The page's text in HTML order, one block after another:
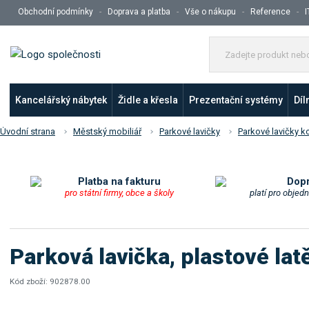
Obchodní podmínky Doprava a platba Vše o nákupu Reference
Kancelářský nábytek Židle a křesla Prezentační systémy
Úvodní strana Městský mobiliář Parkové lavičky Parkové lavičky
Platba na fakturu
pro státní firmy, obce a školy platí pro
Parková lavička, plastové
Kód zboží: 902878.00